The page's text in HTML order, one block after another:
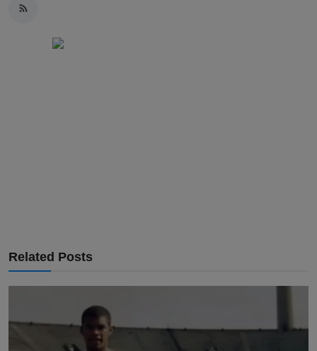
Related Posts